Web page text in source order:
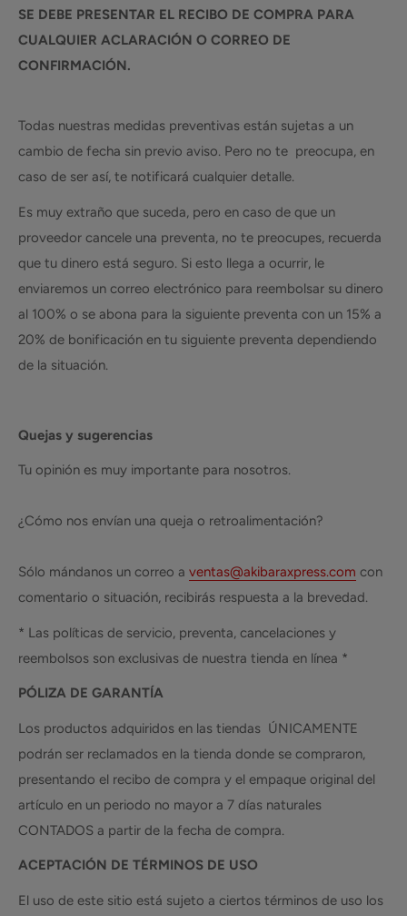
SE DEBE PRESENTAR EL RECIBO DE COMPRA PARA
CUALQUIER ACLARACIÓN O CORREO DE
CONFIRMACIÓN.
Todas nuestras medidas preventivas están sujetas a un
cambio de fecha sin previo aviso. Pero no te preocupa, en
caso de ser así, te notificará cualquier detalle.
Es muy extraño que suceda, pero en caso de que un
proveedor cancele una preventa, no te preocupes, recuerda
que tu dinero está seguro. Si esto llega a ocurrir, le
enviaremos un correo electrónico para reembolsar su dinero
al 100% o se abona para la siguiente preventa con un 15% a
20% de bonificación en tu siguiente preventa dependiendo
de la situación.
Quejas y sugerencias
Tu opinión es muy importante para nosotros.
¿Cómo nos envían una queja o retroalimentación?
Sólo mándanos un correo a ventas@akibaraxpress.com con
comentario o situación, recibirás respuesta a la brevedad.
* Las políticas de servicio, preventa, cancelaciones y
reembolsos son exclusivas de nuestra tienda en línea *
PÓLIZA DE GARANTÍA
Los productos adquiridos en las tiendas ÚNICAMENTE
podrán ser reclamados en la tienda donde se compraron,
presentando el recibo de compra y el empaque original del
artículo en un periodo no mayor a 7 días naturales
CONTADOS a partir de la fecha de compra.
ACEPTACIÓN DE TÉRMINOS DE USO
El uso de este sitio está sujeto a ciertos términos de uso los